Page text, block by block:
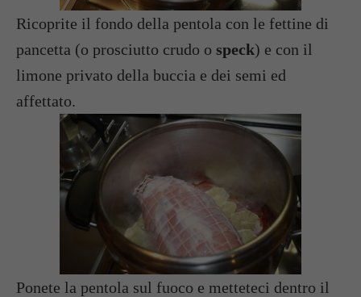
Ricoprite il fondo della pentola con le fettine di
pancetta (o prosciutto crudo o speck) e con il
limone privato della buccia e dei semi ed
affettato.
Ponete la pentola sul fuoco e metteteci dentro il